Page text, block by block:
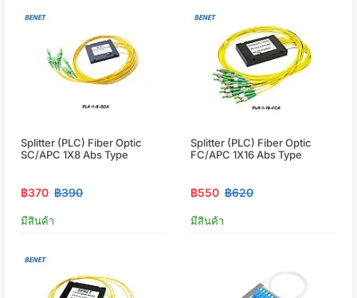
Splitter (PLC) Fiber Optic
SC/APC 1X8 Abs Type
฿370 ฿390
มีสินค้า
Splitter (PLC) Fiber Optic
FC/APC 1X16 Abs Type
฿550 ฿620
มีสินค้า